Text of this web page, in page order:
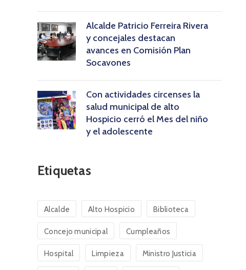
Alcalde Patricio Ferreira Rivera
y concejales destacan
avances en Comisión Plan
Socavones
Con actividades circenses la
salud municipal de alto
Hospicio cerró el Mes del niño
y el adolescente
Etiquetas
Alcalde Alto Hospicio Biblioteca
Concejo municipal Cumpleaños
Hospital Limpieza Ministro Justicia